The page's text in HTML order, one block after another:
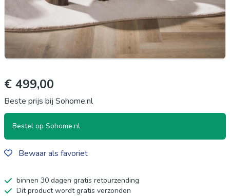
€ 499,00
Beste prijs bij Sohome.nl
Bestel op Sohome.nl
Bewaar als favoriet
binnen 30 dagen gratis retourzending
Dit product wordt gratis verzonden